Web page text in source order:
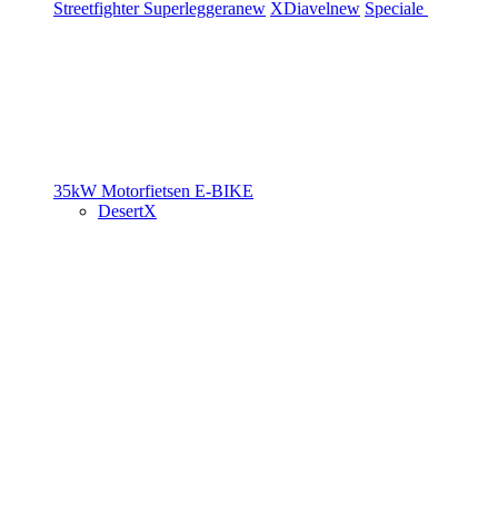
Streetfighter Superleggeranew XDiavelnew Speciale
35kW Motorfietsen E-BIKE
DesertX